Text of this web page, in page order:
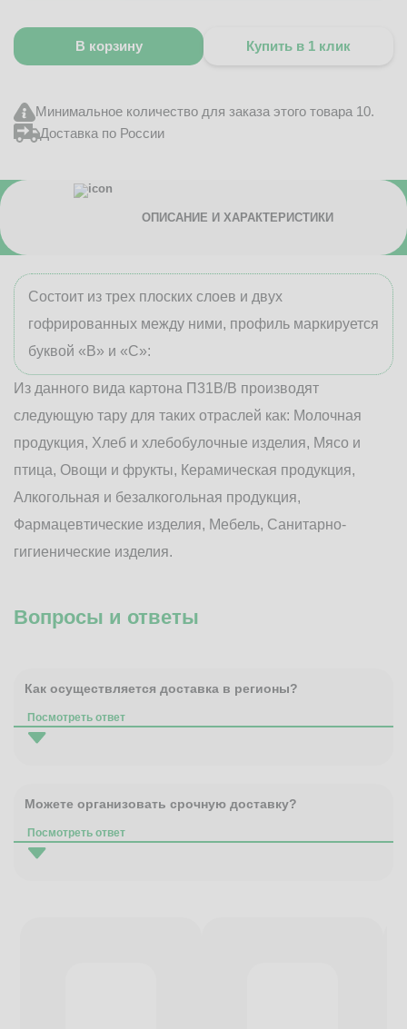
В корзину Купить в 1 клик
Минимальное количество для заказа этого товара 10.
Доставка по России
ОПИСАНИЕ И ХАРАКТЕРИСТИКИ
Состоит из трех плоских слоев и двух
гофрированных между ними, профиль маркируется
буквой «В» и «С»:
Из данного вида картона П31В/B производят
следующую тару для таких отраслей как: Молочная
продукция, Хлеб и хлебобулочные изделия, Мясо и
птица, Овощи и фрукты, Керамическая продукция,
Алкогольная и безалкогольная продукция,
Фармацевтические изделия, Мебель, Санитарно-
гигиенические изделия.
Вопросы и ответы
Как осуществляется доставка в регионы?
Посмотреть ответ
Можете организовать срочную доставку?
Посмотреть ответ